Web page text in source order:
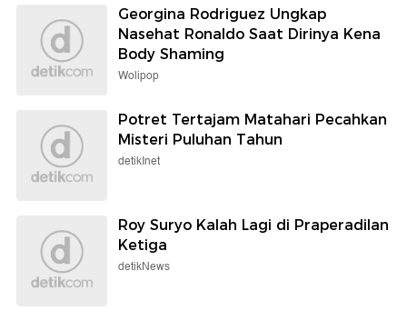
Georgina Rodriguez Ungkap
Nasehat Ronaldo Saat Dirinya Kena
Body Shaming
Wolipop
Potret Tertajam Matahari Pecahkan
Misteri Puluhan Tahun
detikInet
Roy Suryo Kalah Lagi di Praperadilan
Ketiga
detikNews